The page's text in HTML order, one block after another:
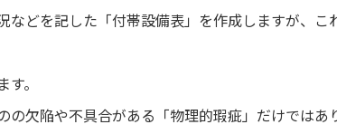
などを記した「付帯設備表」を作成しますが、
。
の欠陥や不具合がある「物理的瑕疵」だけではあ